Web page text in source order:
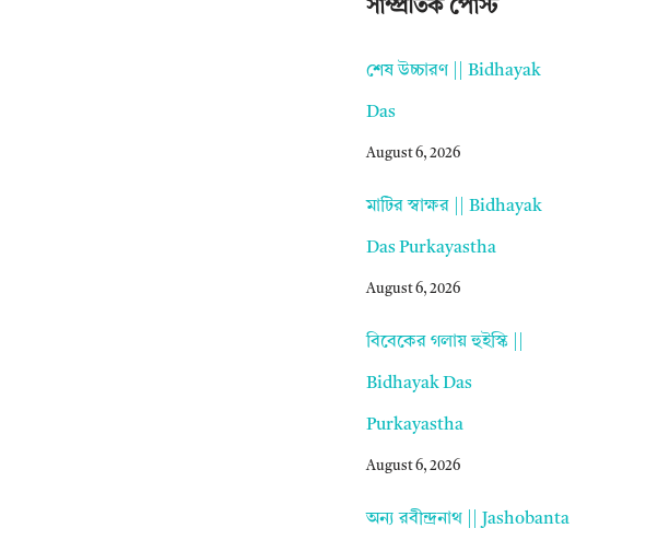
সাম্প্রতিক পোস্ট
শেষ উচ্চারণ || Bidhayak
Das
August 6, 2026
মাটির স্বাক্ষর || Bidhayak
Das Purkayastha
August 6, 2026
বিবেকের গলায় হুইস্কি ||
Bidhayak Das
Purkayastha
August 6, 2026
অন্য রবীন্দ্রনাথ || Jashobanta